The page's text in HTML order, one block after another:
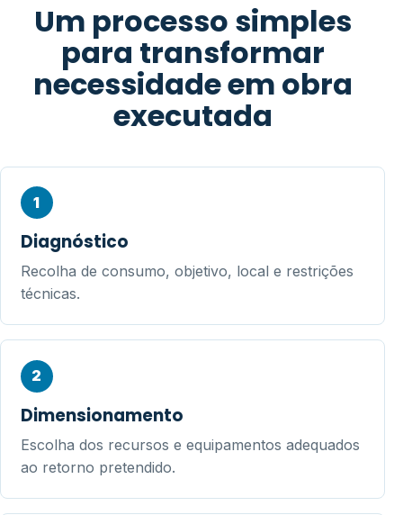
Um processo simples
para transformar
necessidade em obra
executada
1
Diagnóstico
Recolha de consumo, objetivo, local e restrições
técnicas.
2
Dimensionamento
Escolha dos recursos e equipamentos adequados
ao retorno pretendido.